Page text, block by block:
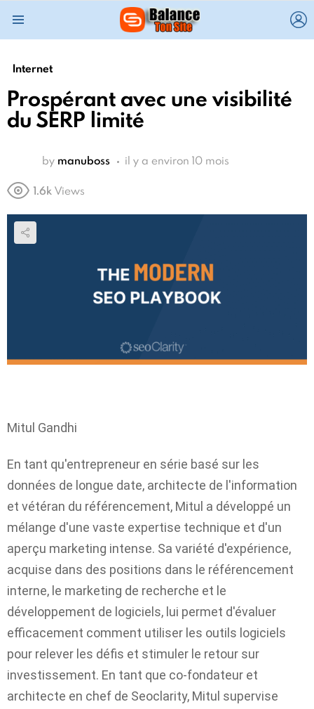
Internet
Prospérant avec une visibilité
du SERP limité
by manuboss il y a environ 10 mois
1.6k Views
Mitul Gandhi
En tant qu'entrepreneur en série basé sur les
données de longue date, architecte de l'information
et vétéran du référencement, Mitul a développé un
mélange d'une vaste expertise technique et d'un
aperçu marketing intense. Sa variété d'expérience,
acquise dans des positions dans le référencement
interne, le marketing de recherche et le
développement de logiciels, lui permet d'évaluer
efficacement comment utiliser les outils logiciels
pour relever les défis et stimuler le retour sur
investissement. En tant que co-fondateur et
architecte en chef de Seoclarity, Mitul supervise